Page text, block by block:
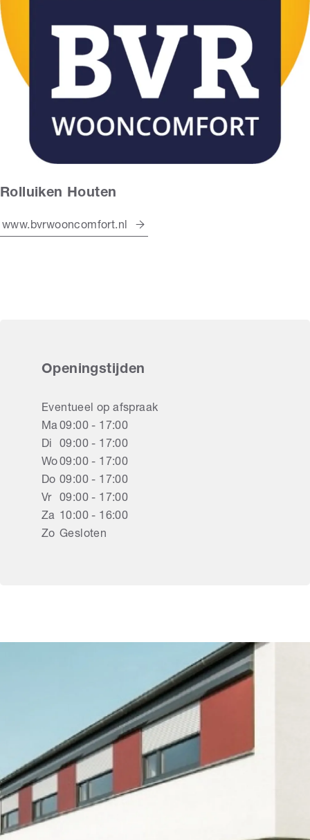
Rolluiken Houten
www.bvrwooncomfort.nl
Openingstijden
Eventueel op afspraak
Ma09:00 - 17:00
Di
09:00 - 17:00
Wo09:00 - 17:00
Do 09:00 - 17:00
Vr
09:00 - 17:00
Za
10:00 - 16:00
Zo Gesloten